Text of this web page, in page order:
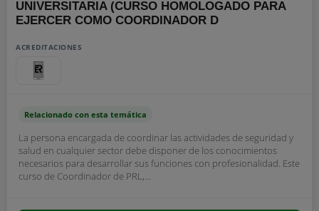
UNIVERSITARIA (CURSO HOMOLOGADO PARA
EJERCER COMO COORDINADOR D
ACREDITACIONES
Relacionado con esta temática
La persona encargada de coordinar las actividades de seguridad y
salud en cualquier sector debe disponer de los conocimientos
necesarios para desarrollar sus funciones con profesionalidad. Este
curso de Coordinador de PRL,...